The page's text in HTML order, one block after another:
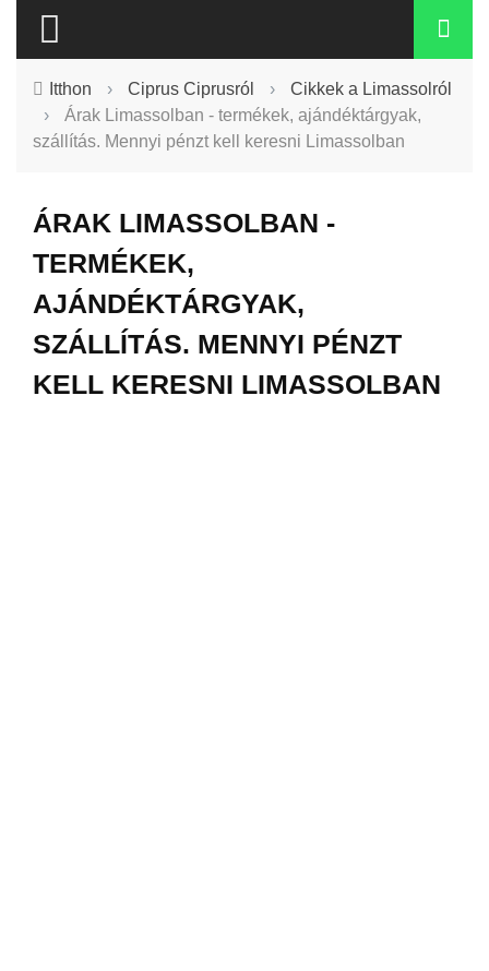
Itthon › Ciprus Ciprusról ›
Cikkek a Limassolról
›
Árak Limassolban - termékek, ajándéktárgyak,
szállítás. Mennyi pénzt kell keresni Limassolban
ÁRAK LIMASSOLBAN -
TERMÉKEK,
AJÁNDÉKTÁRGYAK,
SZÁLLÍTÁS. MENNYI PÉNZT
KELL KERESNI LIMASSOLBAN